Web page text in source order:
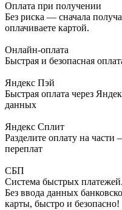
Оплата при получении
Без риска — сначала
оплачиваете картой.
Онлайн-оплата
Быстрая и безопасная
Яндекс Пэй
Быстрая оплата через
данных
Яндекс Сплит
Разделите оплату на части
переплат
СБП
Система быстрых платежей.
Без ввода данных
карты, быстро и безопасно!